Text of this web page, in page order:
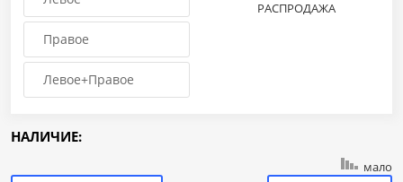
Правое
Левое+Правое
РАСПРОДАЖА
НАЛИЧИЕ:
мало